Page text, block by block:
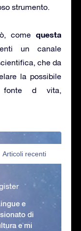
strumento.
come questa
un canale
che da
la possibile
fonte d vita,
Articoli recenti
e
di
e mi